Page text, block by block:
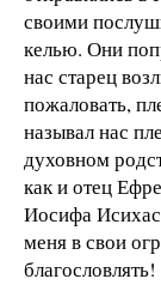
своими
келью. Они
нас старец
пожаловать,
называл нас
духовном
как и отец
Иосифа
меня в свои
благословлять!